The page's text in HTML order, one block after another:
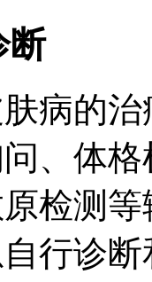
断
病的
、体
检测
行诊